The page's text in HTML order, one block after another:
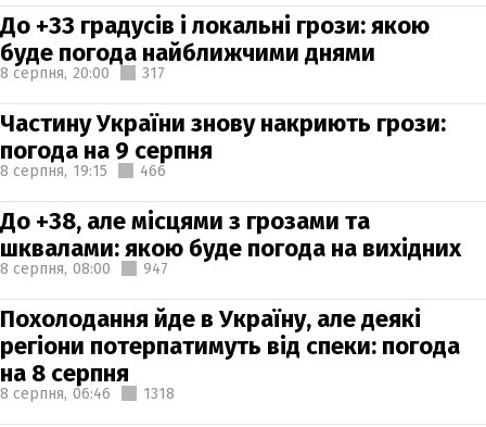
До +33 градусів і локальні грози: якою
буде погода найближчими днями
8 серпня, 20:00 317
Частину України знову накриють грози:
погода на 9 серпня
8 серпня, 19:15 466
До +38, але місцями з грозами та
шквалами: якою буде погода на вихідних
8 серпня, 08:00 947
Похолодання йде в Україну, але деякі
регіони потерпатимуть від спеки: погода
на 8 серпня
8 серпня, 06:46 1318